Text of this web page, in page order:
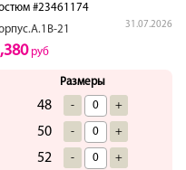
#23461174
21
31.07.2026
руб
Размеры
48 - +
50 - +
52 - +